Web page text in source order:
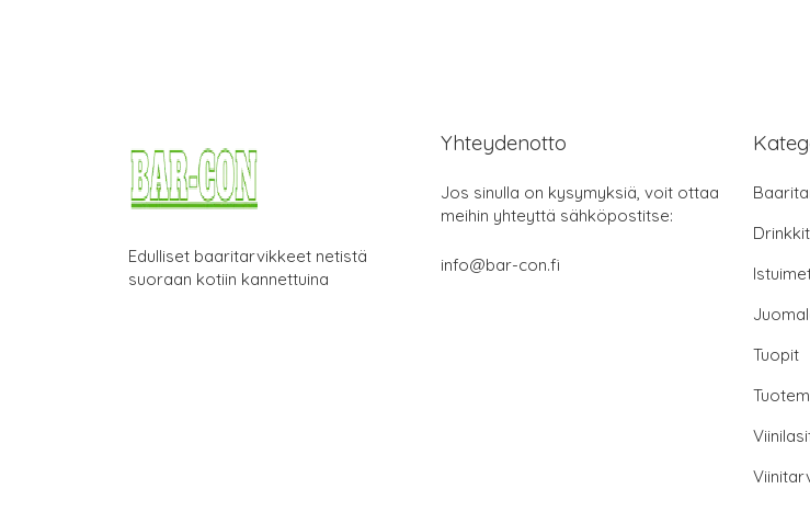
Edulliset baaritarvikkeet netistä
suoraan kotiin kannettuina
Yhteydenotto
Jos sinulla on kysymyksiä, voit ottaa
meihin yhteyttä sähköpostitse:
info@bar-con.fi
Tuopit